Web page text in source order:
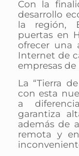
Con la
desarrollo
la región,
puertas en
ofrecer una
Internet de
empresas
La “Tierra
con esta
a
garantiza
además de
remota y